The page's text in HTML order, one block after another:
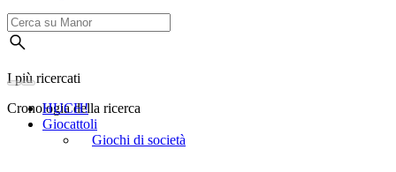
I più ricercati
Cronologia della ricerca
HUCH!
Giocattoli
Giochi di società